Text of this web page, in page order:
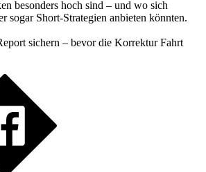
besonders hoch sind – und wo sich
sogar Short-Strategien anbieten könnten.
sichern – bevor die Korrektur Fahrt